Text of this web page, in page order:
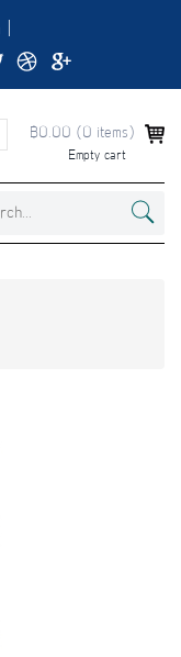
฿0.00 ( 0 items)
Empty cart